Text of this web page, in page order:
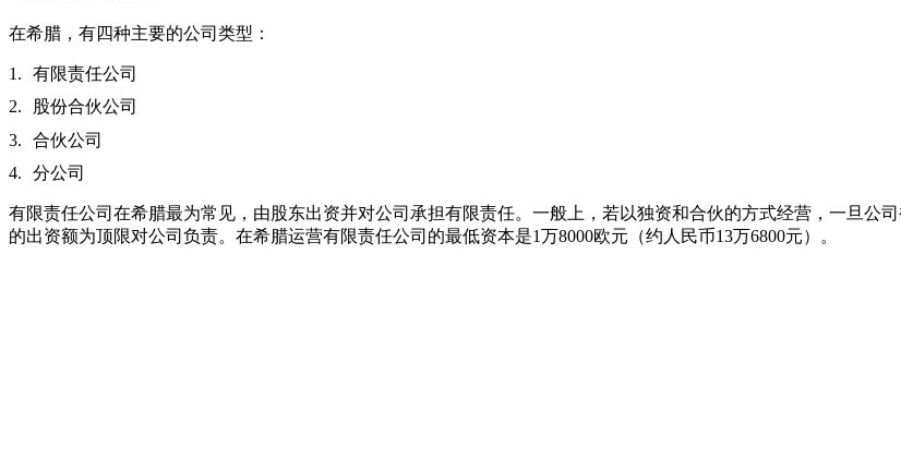
在希腊，有四种主要的公司类型：
有限责任公司
股份合伙公司
合伙公司
分公司
有限责任公司在希腊最为常见，由股东出资并对公司承担有限责任。一般上，若以独资和合伙的方式经营，一旦公
的出资额为顶限对公司负责。在希腊运营有限责任公司的最低资本是1万8000欧元（约人民币13万6800元）。